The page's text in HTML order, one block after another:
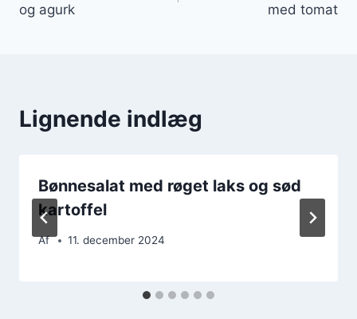
og agurk
med tomat
Lignende indlæg
Bønnesalat med røget laks og sød
kartoffel
Af 11. december 2024